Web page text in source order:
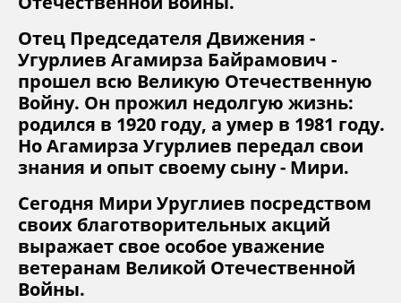
Отец Председателя Движения -
Угурлиев Агамирза Байрамович -
прошел всю Великую Отечественную
Войну. Он прожил недолгую жизнь:
родился в 1920 году, а умер в 1981 году.
Но Агамирза Угурлиев передал свои
знания и опыт своему сыну - Мири.
Сегодня Мири Уруглиев посредством
своих благотворительных акций
выражает свое особое уважение
ветеранам Великой Отечественной
Войны.